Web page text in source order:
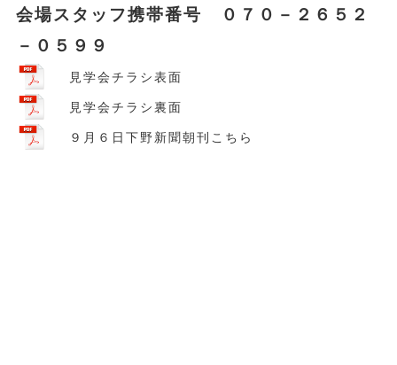
会場スタッフ携帯番号 ０７０－２６５２
－０５９９
見学会チラシ表面
見学会チラシ裏面
９月６日下野新聞朝刊こちら